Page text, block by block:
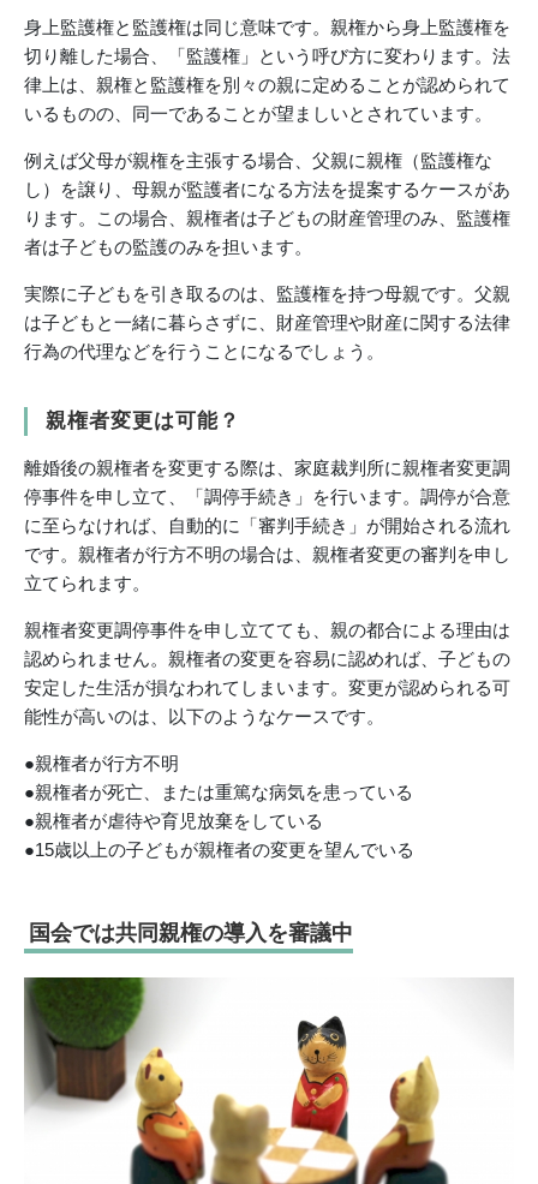
身上監護権と監護権は同じ意味です。親権から身上監護権を
切り離した場合、「監護権」という呼び方に変わります。法
律上は、親権と監護権を別々の親に定めることが認められて
いるものの、同一であることが望ましいとされています。
例えば父母が親権を主張する場合、父親に親権（監護権な
し）を譲り、母親が監護者になる方法を提案するケースがあ
ります。この場合、親権者は子どもの財産管理のみ、監護権
者は子どもの監護のみを担います。
実際に子どもを引き取るのは、監護権を持つ母親です。父親
は子どもと一緒に暮らさずに、財産管理や財産に関する法律
行為の代理などを行うことになるでしょう。
親権者変更は可能？
離婚後の親権者を変更する際は、家庭裁判所に親権者変更調
停事件を申し立て、「調停手続き」を行います。調停が合意
に至らなければ、自動的に「審判手続き」が開始される流れ
です。親権者が行方不明の場合は、親権者変更の審判を申し
立てられます。
親権者変更調停事件を申し立てても、親の都合による理由は
認められません。親権者の変更を容易に認めれば、子どもの
安定した生活が損なわれてしまいます。変更が認められる可
能性が高いのは、以下のようなケースです。
●親権者が行方不明
●親権者が死亡、または重篤な病気を患っている
●親権者が虐待や育児放棄をしている
●15歳以上の子どもが親権者の変更を望んでいる
国会では共同親権の導入を審議中